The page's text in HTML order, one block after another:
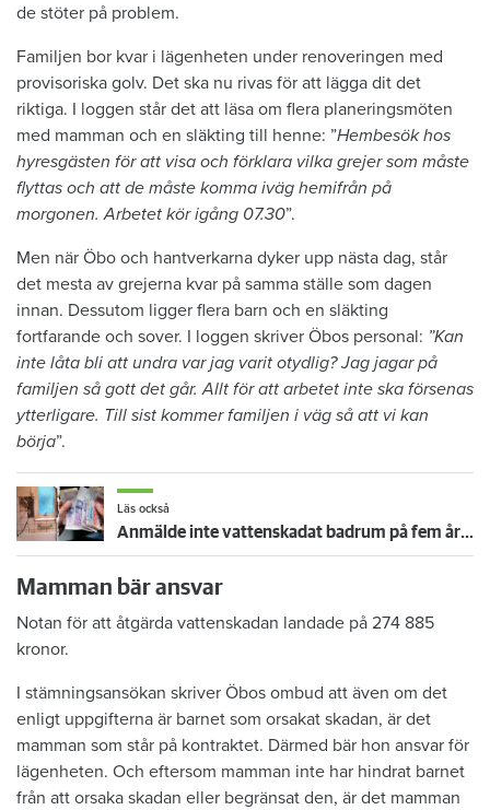
de stöter på problem.
Familjen bor kvar i lägenheten under renoveringen med
provisoriska golv. Det ska nu rivas för att lägga dit det
riktiga. I loggen står det att läsa om flera planeringsmöten
med mamman och en släkting till henne: ”Hembesök hos
hyresgästen för att visa och förklara vilka grejer som måste
flyttas och att de måste komma iväg hemifrån på
morgonen. Arbetet kör igång 07.30”.
Men när Öbo och hantverkarna dyker upp nästa dag, står
det mesta av grejerna kvar på samma ställe som dagen
innan. Dessutom ligger flera barn och en släkting
fortfarande och sover. I loggen skriver Öbos personal: ”Kan
inte låta bli att undra var jag varit otydlig? Jag jagar på
familjen så gott det går. Allt för att arbetet inte ska försenas
ytterligare. Till sist kommer familjen i väg så att vi kan
börja”.
Läs också
Anmälde inte vattenskadat badrum på fem år – krävs på 125 000 kronor
Mamman bär ansvar
Notan för att åtgärda vattenskadan landade på 274 885
kronor.
I stämningsansökan skriver Öbos ombud att även om det
enligt uppgifterna är barnet som orsakat skadan, är det
mamman som står på kontraktet. Därmed bär hon ansvar för
lägenheten. Och eftersom mamman inte har hindrat barnet
från att orsaka skadan eller begränsat den, är det mamman